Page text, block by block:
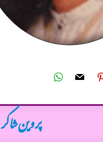
پروین شاکر